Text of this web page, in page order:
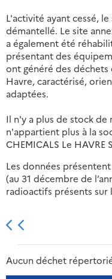
L'activité ayant cessé,
démantellé. Le site
a également été
présentant des
ont généré des
Havre, caractérisé,
adaptées.
Il n'y a plus de stock de
n'appartient plus à la
CHEMICALS Le HAVRE
Les données
(au 31 décembre de
radioactifs présents sur
2013
Aucun déchet